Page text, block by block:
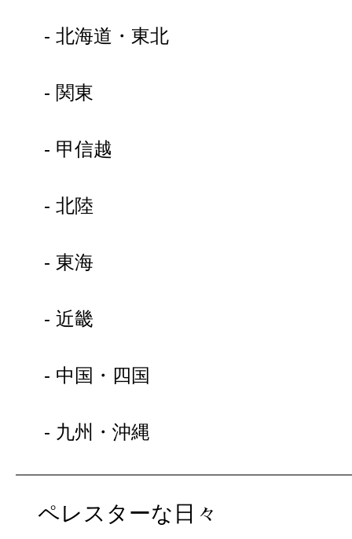
- 北海道・東北
- 関東
- 甲信越
- 北陸
- 東海
- 近畿
- 中国・四国
- 九州・沖縄
ペレスターな日々